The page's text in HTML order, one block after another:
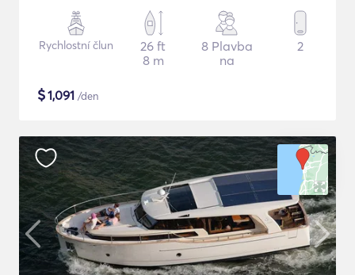
Rychlostní člun
26 ft
8 m
8 Plavba
na
2
$1,091 /den